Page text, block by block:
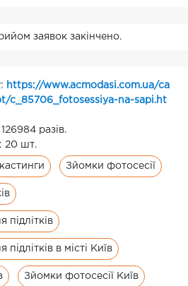
заявок закінчено.
https://www.acmodasi.com.ua/ca
c_85706_fotosessiya-na-sapi.ht
разів.
20 шт.
Зйомки фотосесії
підлітків
в місті Київ
Зйомки фотосесії Київ